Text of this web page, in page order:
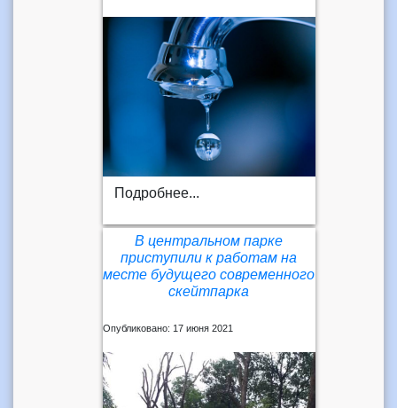
Подробнее...
В центральном парке
приступили к работам на
месте будущего современного
скейтпарка
Опубликовано: 17 июня 2021